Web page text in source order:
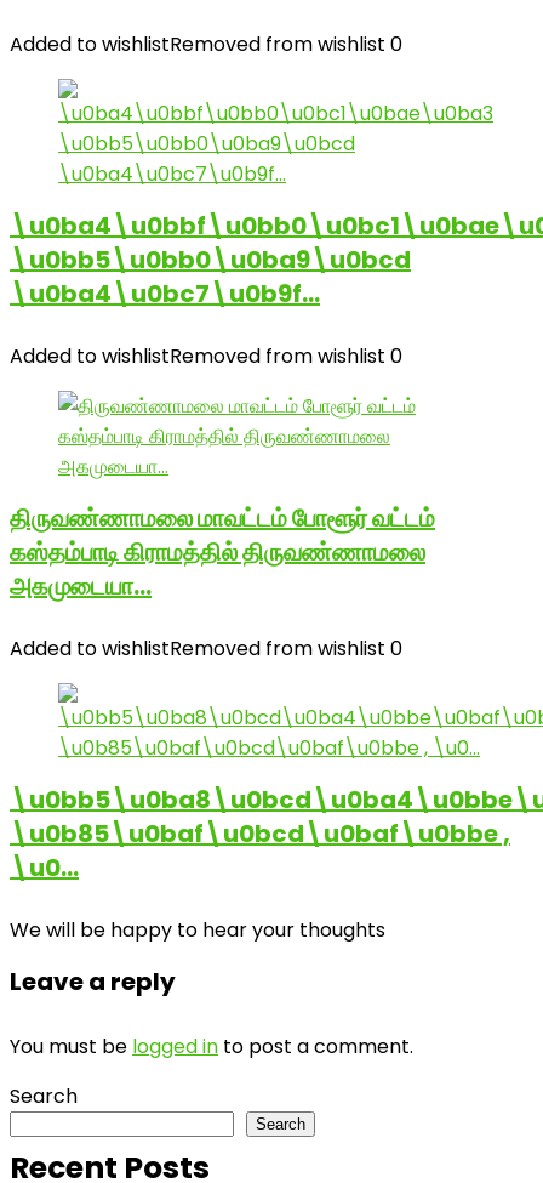
Added to wishlistRemoved from wishlist 0
\u0bb5\u0bb0\u0ba9\u0bcd
\u0ba4\u0bc7\u0b9f…
Added to wishlistRemoved from wishlist 0
திருவண்ணாமலை மாவட்டம் போளூர் வட்டம்
கஸ்தம்பாடி கிராமத்தில் திருவண்ணாமலை
அகமுடையா…
Added to wishlistRemoved from wishlist 0
\u0b85\u0baf\u0bcd\u0baf\u0bbe ,
\u0…
We will be happy to hear your thoughts
Leave a reply
You must be logged in to post a comment.
Search
Search
Recent Posts